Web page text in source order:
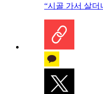
“시골 가서 살더